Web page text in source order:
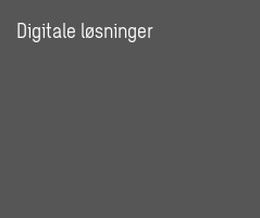
Digitale løsninger